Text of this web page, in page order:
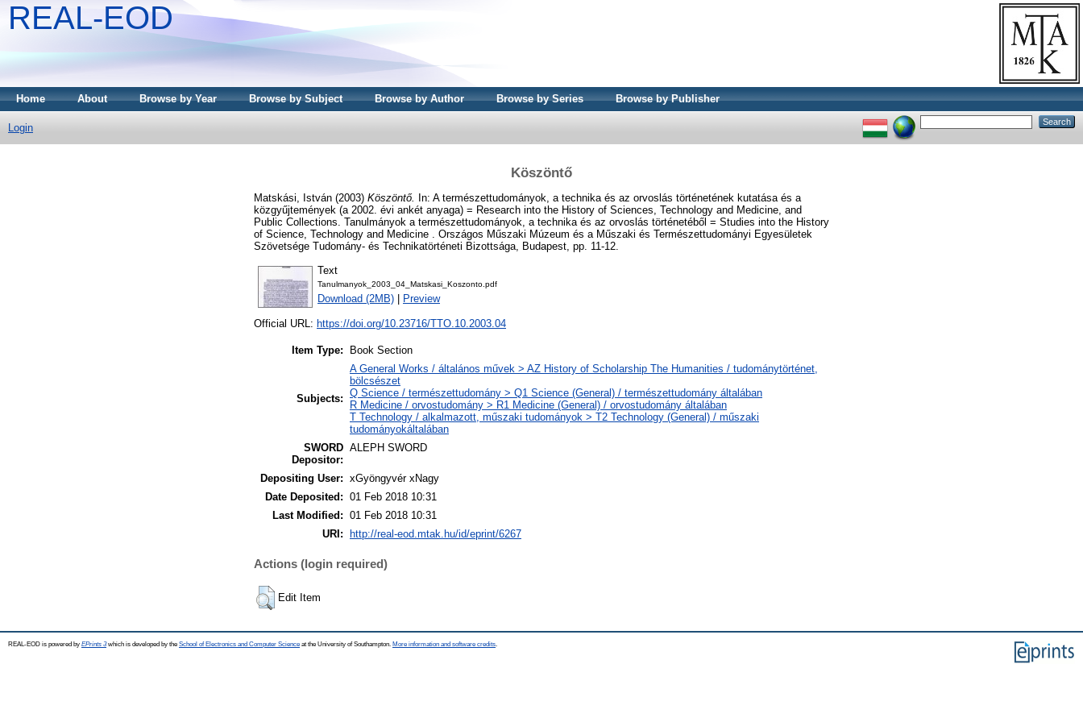
REAL-EOD
Home About Browse by Year Browse by Subject Browse by Author Browse by Series Browse by Publisher
Login
Köszöntő
Matskási, István (2003) Köszöntő. In: A természettudományok, a technika és az orvoslás történetének kutatása és a
közgyűjtemények (a 2002. évi ankét anyaga) = Research into the History of Sciences, Technology and Medicine, and
Public Collections. Tanulmányok a természettudományok, a technika és az orvoslás történetéből = Studies into the History
of Science, Technology and Medicine . Országos Műszaki Múzeum és a Műszaki és Természettudományi Egyesületek
Szövetsége Tudomány- és Technikatörténeti Bizottsága, Budapest, pp. 11-12.
Text
Tanulmanyok_2003_04_Matskasi_Koszonto.pdf
Download (2MB) Preview
Official URL: https://doi.org/10.23716/TTO.10.2003.04
Item Type: Book Section
Subjects:
A General Works / általános művek > AZ History of Scholarship The Humanities / tudománytörténet,
bölcsészet
Q Science / természettudomány > Q1 Science (General) / természettudomány általában
R Medicine / orvostudomány > R1 Medicine (General) / orvostudomány általában
T Technology / alkalmazott, műszaki tudományok > T2 Technology (General) / műszaki
tudományokáltalában
SWORD
Depositor:
ALEPH SWORD
Depositing User: xGyöngyvér xNagy
Date Deposited: 01 Feb 2018 10:31
Last Modified: 01 Feb 2018 10:31
URI:
http://real-eod.mtak.hu/id/eprint/6267
Actions (login required)
Edit Item
REAL-EOD is powered by EPrints 3which is developed by the School of Electronics and Computer Science at the University of Southampton. More information and software credits